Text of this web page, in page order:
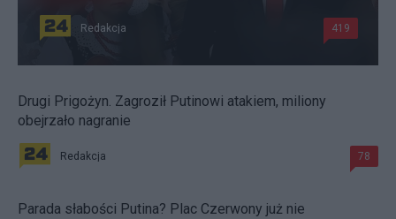
Redakcja 419
Drugi Prigożyn. Zagroził Putinowi atakiem, miliony
obejrzało nagranie
Redakcja 78
Parada słabości Putina? Plac Czerwony już nie